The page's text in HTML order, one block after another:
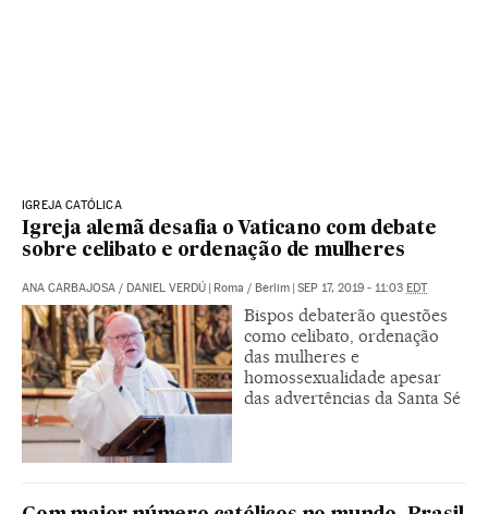
IGREJA CATÓLICA
Igreja alemã desafia o Vaticano com debate
sobre celibato e ordenação de mulheres
ANA CARBAJOSA / DANIEL VERDÚ Roma / Berlim SEP 17, 2019 - 11:03 EDT
Bispos debaterão questões
como celibato, ordenação
das mulheres e
homossexualidade apesar
das advertências da Santa Sé